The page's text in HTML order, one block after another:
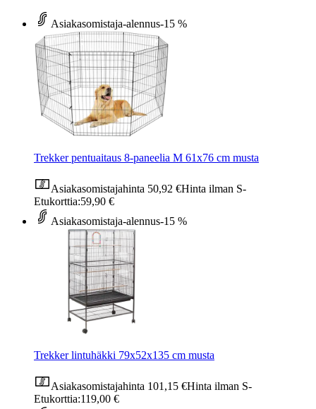
Asiakasomistaja-alennus-15 %
Trekker pentuaitaus 8-paneelia M 61x76 cm musta
Asiakasomistajahinta 50,92 €Hinta ilman S-
Etukorttia:59,90 €
Asiakasomistaja-alennus-15 %
Trekker lintuhäkki 79x52x135 cm musta
Asiakasomistajahinta 101,15 €Hinta ilman S-
Etukorttia:119,00 €